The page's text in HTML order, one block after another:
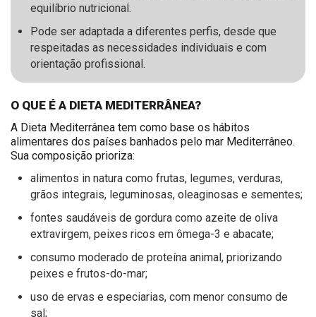
equilíbrio nutricional.
Pode ser adaptada a diferentes perfis, desde que
respeitadas as necessidades individuais e com
orientação profissional.
O QUE É A DIETA MEDITERRÂNEA?
A Dieta Mediterrânea tem como base os hábitos
alimentares dos países banhados pelo mar Mediterrâneo.
Sua composição prioriza:
alimentos in natura como frutas, legumes, verduras,
grãos integrais, leguminosas, oleaginosas e sementes;
fontes saudáveis de gordura como azeite de oliva
extravirgem, peixes ricos em ômega-3 e abacate;
consumo moderado de proteína animal, priorizando
peixes e frutos-do-mar;
uso de ervas e especiarias, com menor consumo de
sal;